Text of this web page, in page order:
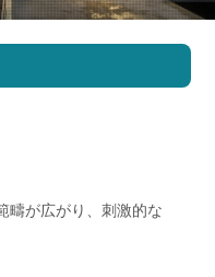
ボート販売
疇が広がり、刺激的な